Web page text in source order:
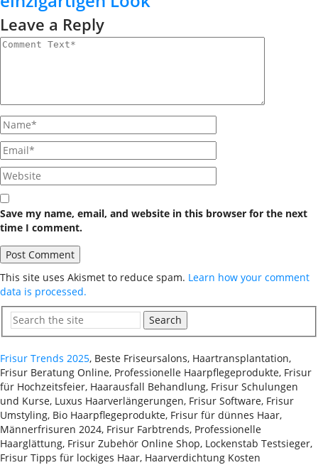
Leave a Reply
Save my name, email, and website in this browser for the next
time I comment.
This site uses Akismet to reduce spam. Learn how your comment
data is processed.
Search
Frisur Trends 2025, Beste Friseursalons, Haartransplantation,
Frisur Beratung Online, Professionelle Haarpflegeprodukte, Frisur
für Hochzeitsfeier, Haarausfall Behandlung, Frisur Schulungen
und Kurse, Luxus Haarverlängerungen, Frisur Software, Frisur
Umstyling, Bio Haarpflegeprodukte, Frisur für dünnes Haar,
Männerfrisuren 2024, Frisur Farbtrends, Professionelle
Haarglättung, Frisur Zubehör Online Shop, Lockenstab Testsieger,
Frisur Tipps für lockiges Haar, Haarverdichtung Kosten